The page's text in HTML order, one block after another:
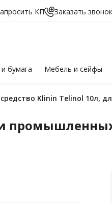
КП Заказать звонок
и бумага Мебельи сейфы
Klinin Telinol 10л,
промышленных